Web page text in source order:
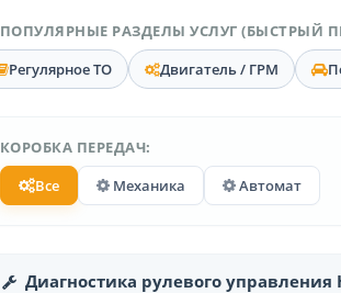
ПОПУЛЯРНЫЕ РАЗДЕЛЫ УСЛУГ (БЫСТРЫЙ
Регулярное ТО
Двигатель / ГРМ
КОРОБКА ПЕРЕДАЧ:
Все
Механика Автомат
Диагностика рулевого управления